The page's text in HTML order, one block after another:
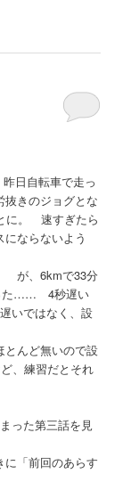
日自転車で走っ
きのジョグとな
に。 速すぎたら
ならないよう
が、6kmで33分
た…… 4秒遅い
いではなく、設
とんど無いので設
、練習だとそれ
った第三話を見
「前回のあらす